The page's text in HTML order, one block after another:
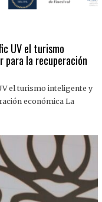
UV el turismo
la recuperación
el turismo inteligente y
económica La